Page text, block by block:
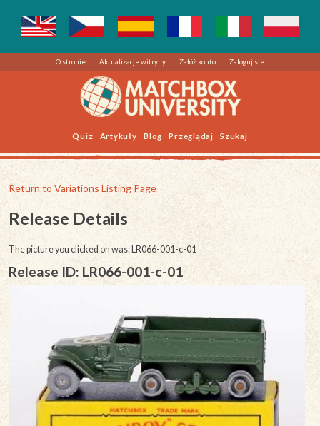
O stronie Aktualizacje witryny Załóż konto Zaloguj sie
Quiz Artykuły Blog Przeglądaj Szukaj
Return to Variations Listing Page
Release Details
The picture you clicked on was: LR066-001-c-01
Release ID: LR066-001-c-01